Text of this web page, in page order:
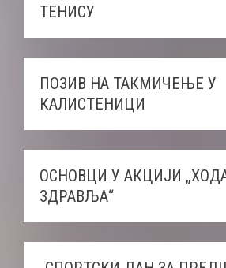
ТЕНИСУ
ПОЗИВ НА ТАКМИЧЕЊЕ У
КАЛИСТЕНИЦИ
ОСНОВЦИ У АКЦИЈИ
ЗДРАВЉА“